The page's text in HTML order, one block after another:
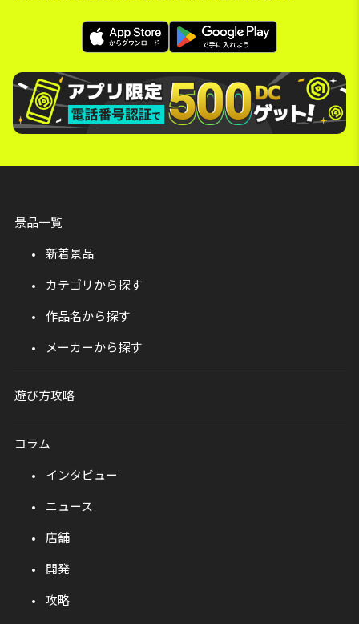
景品一覧
新着景品
カテゴリから探す
作品名から探す
メーカーから探す
遊び方攻略
コラム
インタビュー
ニュース
店舗
開発
攻略